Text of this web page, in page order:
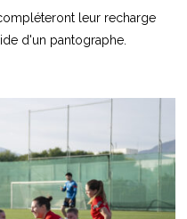
leur recharge
d'un pantographe.